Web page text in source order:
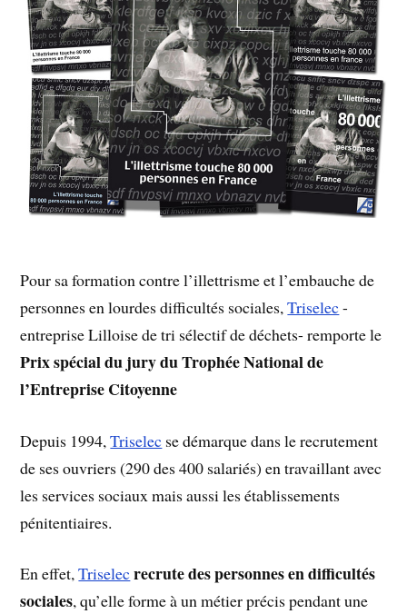
Pour sa formation contre l’illettrisme et l’embauche de
personnes en lourdes difficultés sociales,Triselec-
entreprise Lilloise de tri sélectif de déchets- remporte le
Prix spécial du jury du Trophée National de
l’Entreprise Citoyenne
Depuis 1994,Triselec se démarque dans le recrutement
de ses ouvriers (290 des 400 salariés) en travaillant avec
les services sociaux mais aussi les établissements
pénitentiaires.
En effet,Triselecrecrute des personnes en difficultés
sociales, qu’elle forme à un métier précis pendant une